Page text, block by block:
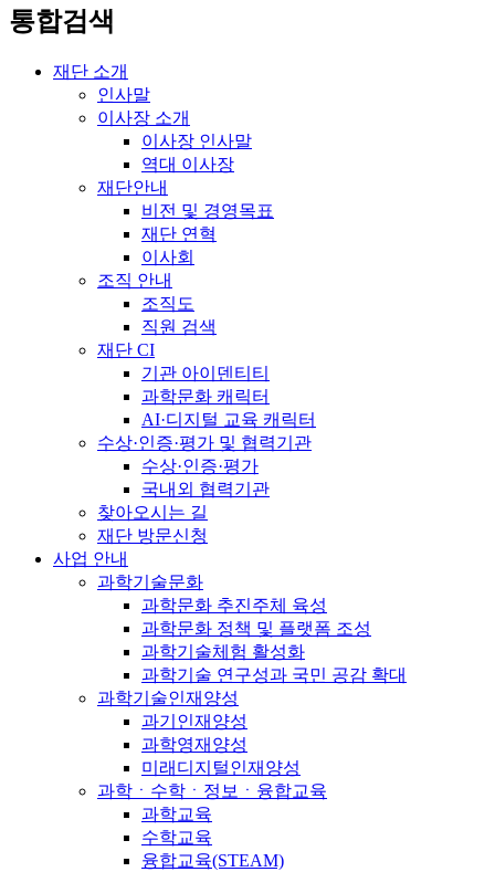
통합검색
재단 소개
인사말
이사장 소개
이사장 인사말
역대 이사장
재단안내
비전 및 경영목표
재단 연혁
이사회
조직 안내
조직도
직원 검색
재단 CI
기관 아이덴티티
과학문화 캐릭터
AI·디지털 교육 캐릭터
수상·인증·평가 및 협력기관
수상·인증·평가
국내외 협력기관
찾아오시는 길
재단 방문신청
사업 안내
과학기술문화
과학문화 추진주체 육성
과학문화 정책 및 플랫폼 조성
과학기술체험 활성화
과학기술 연구성과 국민 공감 확대
과학기술인재양성
과기인재양성
과학영재양성
미래디지털인재양성
과학ㆍ수학ㆍ정보ㆍ융합교육
과학교육
수학교육
융합교육(STEAM)